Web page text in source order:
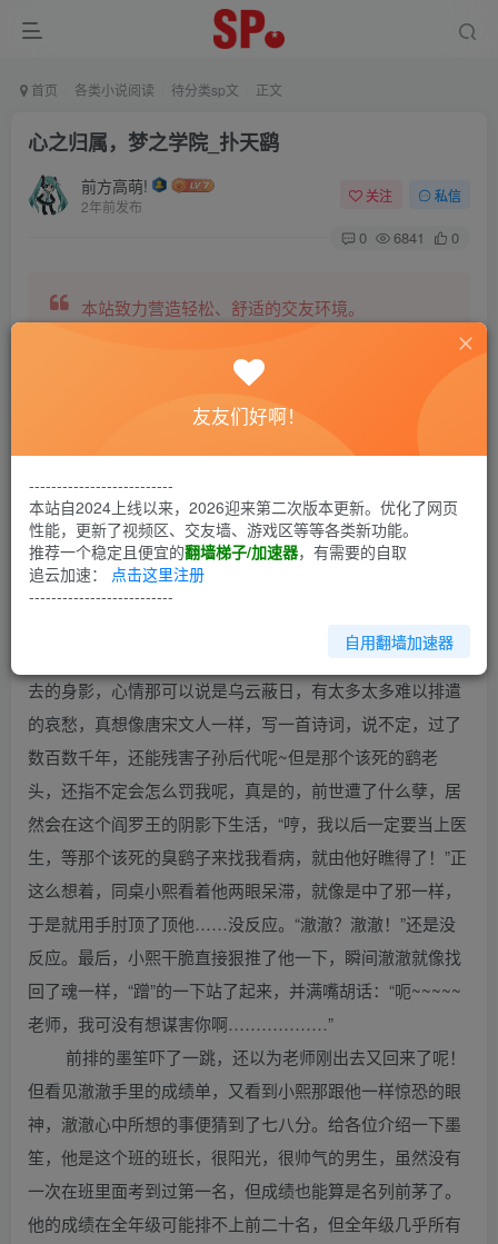
首页 各类小说阅读 待分类sp文 正文
心之归属，梦之学院_扑天鹞
前方高萌!
2年前发布
关注 私信
0 6841 0
本站致力营造轻松、舒适的交友环境。
另有小说阅读站点，网罗包括训诫文、腐文在内的
第1回
【本人第一次发帖，如有不足，请赐教，以便不才改正】
下课铃响了~~~
着自己那张惨不忍睹的成绩单，又抬头看了看班主任鹞子离
去的身影，心情那可以说是乌云蔽日，有太多太多难以排遣
的哀愁，真想像唐宋文人一样，写一首诗词，说不定，过了
数百数千年，还能残害子孙后代呢~但是那个该死的鹞老
头，还指不定会怎么罚我呢，真是的，前世遭了什么孽，居
然会在这个阎罗王的阴影下生活，“哼，我以后一定要当上医
生，等那个该死的臭鹞子来找我看病，就由他好瞧得了！”正
这么想着，同桌小熙看着他两眼呆滞，就像是中了邪一样，
于是就用手肘顶了顶他……没反应。“澈澈？澈澈！”还是没
反应。最后，小熙干脆直接狠推了他一下，瞬间澈澈就像找
回了魂一样，“蹭”的一下站了起来，并满嘴胡话：“呃~~~~~
老师，我可没有想谋害你啊………………”
前排的墨笙吓了一跳，还以为老师刚出去又回来了呢！
但看见澈澈手里的成绩单，又看到小熙那跟他一样惊恐的眼
神，澈澈心中所想的事便猜到了七八分。给各位介绍一下墨
笙，他是这个班的班长，很阳光，很帅气的男生，虽然没有
一次在班里面考到过第一名，但成绩也能算是名列前茅了。
他的成绩在全年级可能排不上前二十名，但全年级几乎所有
友友们好啊！
--------------------------
本站自2024上线以来，2026迎来第二次版本更新。优化了网页
性能，更新了视频区、交友墙、游戏区等等各类新功能。
推荐一个稳定且便宜的翻墙梯子/加速器，有需要的自取
追云加速： 点击这里注册
--------------------------
自用翻墙加速器